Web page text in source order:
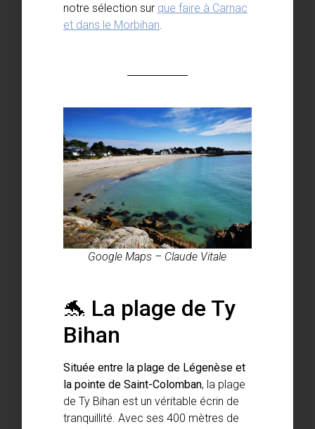
notre sélection sur que faire à Carnac
et dans le Morbihan
Google Maps – Claude Vitale
🐬 La plage de Ty
Bihan
Située entre la plage de Légenèse et
la pointe de Saint-Colomban, la plage
de Ty Bihan est un véritable écrin de
tranquillité. Avec ses 400 mètres de